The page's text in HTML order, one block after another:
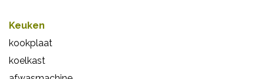
Keuken
kookplaat
koelkast